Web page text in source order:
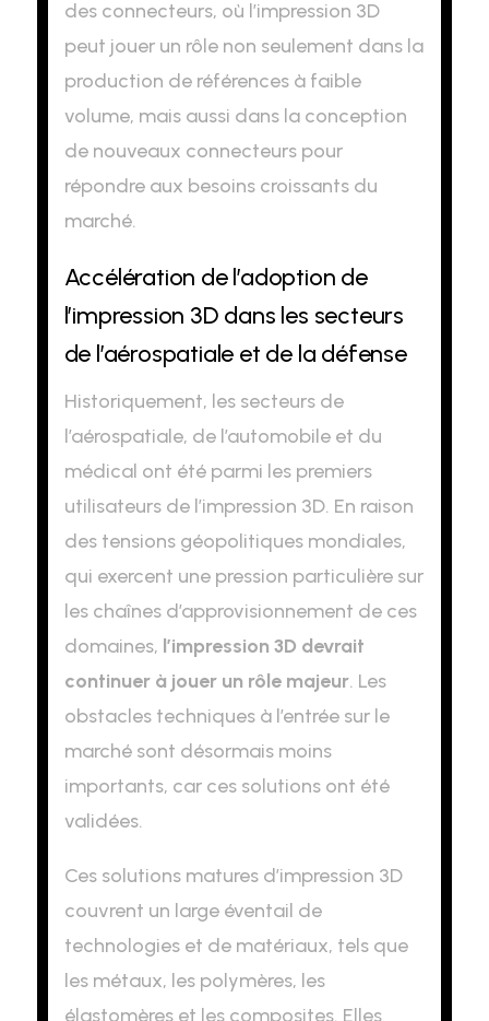
des connecteurs, où l’impression 3D
peut jouer un rôle non seulement dans la
production de références à faible
volume, mais aussi dans la conception
de nouveaux connecteurs pour
répondre aux besoins croissants du
marché.
Accélération de l’adoption de
l’impression 3D dans les secteurs
de l’aérospatiale et de la défense
Historiquement, les secteurs de
l’aérospatiale, de l’automobile et du
médical ont été parmi les premiers
utilisateurs de l’impression 3D. En raison
des tensions géopolitiques mondiales,
qui exercent une pression particulière sur
les chaînes d’approvisionnement de ces
domaines, l’impression 3D devrait
continuer à jouer un rôle majeur. Les
obstacles techniques à l’entrée sur le
marché sont désormais moins
importants, car ces solutions ont été
validées.
Ces solutions matures d’impression 3D
couvrent un large éventail de
technologies et de matériaux, tels que
les métaux, les polymères, les
élastomères et les composites. Elles